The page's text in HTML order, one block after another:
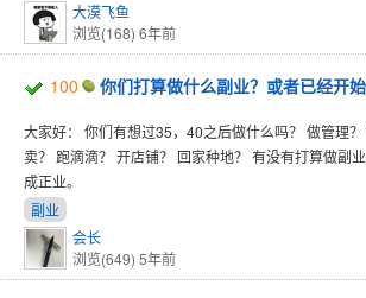
大漠飞鱼
浏览(168) 6年前
100 你们打算做什么副业？或者已经开
大家好： 你们有想过35，40之后做什么吗？ 做管理
卖？ 跑滴滴？ 开店铺？ 回家种地？ 有没有打算做副
成正业。
副业
会长
浏览(649) 5年前